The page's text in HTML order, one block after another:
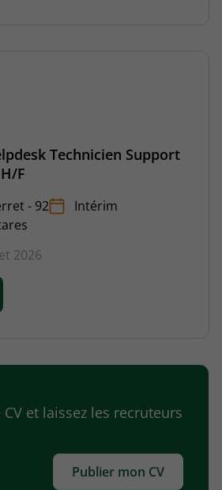
Technicien Support
F
- 92
Intérim
2026
et laissez les recruteurs
Publier mon CV